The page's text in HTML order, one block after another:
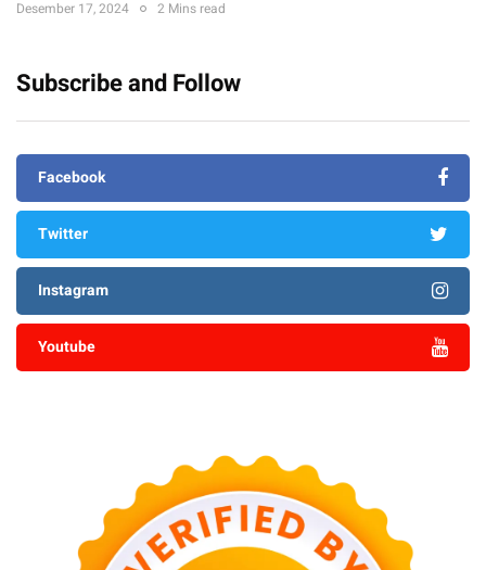
Desember 17, 2024 2 Mins read
Subscribe and Follow
Facebook
Twitter
Instagram
Youtube